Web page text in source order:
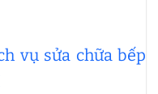
vụ sửa chữa bếp